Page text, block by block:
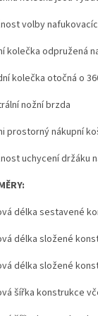
volby
kolečka odpružená
kolečka otočná o
nožní brzda
prostorný nákupní
uchycení držáku
délka sestavené
délka složené
délka složené
šířka konstrukce